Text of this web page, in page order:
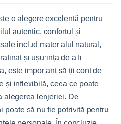
o alegere excelentă pentru
autentic, confortul și
includ materialul natural,
și ușurința de a fi
este important să ții cont de
și inflexibilă, ceea ce poate
alegerea lenjeriei. De
poate să nu fie potrivită pentru